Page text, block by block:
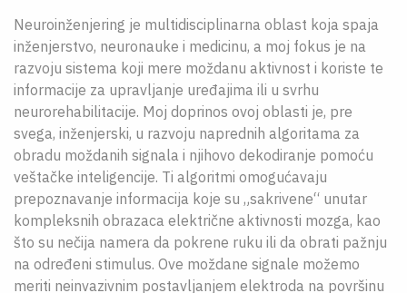
Neuroinženjering je multidisciplinarna oblast koja spaja
inženjerstvo, neuronauke i medicinu, a moj fokus je na
razvoju sistema koji mere moždanu aktivnost i koriste te
informacije za upravljanje uređajima ili u svrhu
neurorehabilitacije. Moj doprinos ovoj oblasti je, pre
svega, inženjerski, u razvoju naprednih algoritama za
obradu moždanih signala i njihovo dekodiranje pomoću
veštačke inteligencije. Ti algoritmi omogućavaju
prepoznavanje informacija koje su „sakrivene“ unutar
kompleksnih obrazaca električne aktivnosti mozga, kao
što su nečija namera da pokrene ruku ili da obrati pažnju
na određeni stimulus. Ove moždane signale možemo
meriti neinvazivnim postavljanjem elektroda na površinu